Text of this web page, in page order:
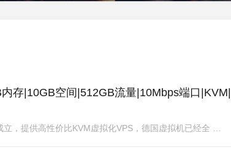
存|10GB空间|512GB流量|10Mbps端口
，提供高性价比KVM虚拟化VPS，德国虚拟机已经全 …